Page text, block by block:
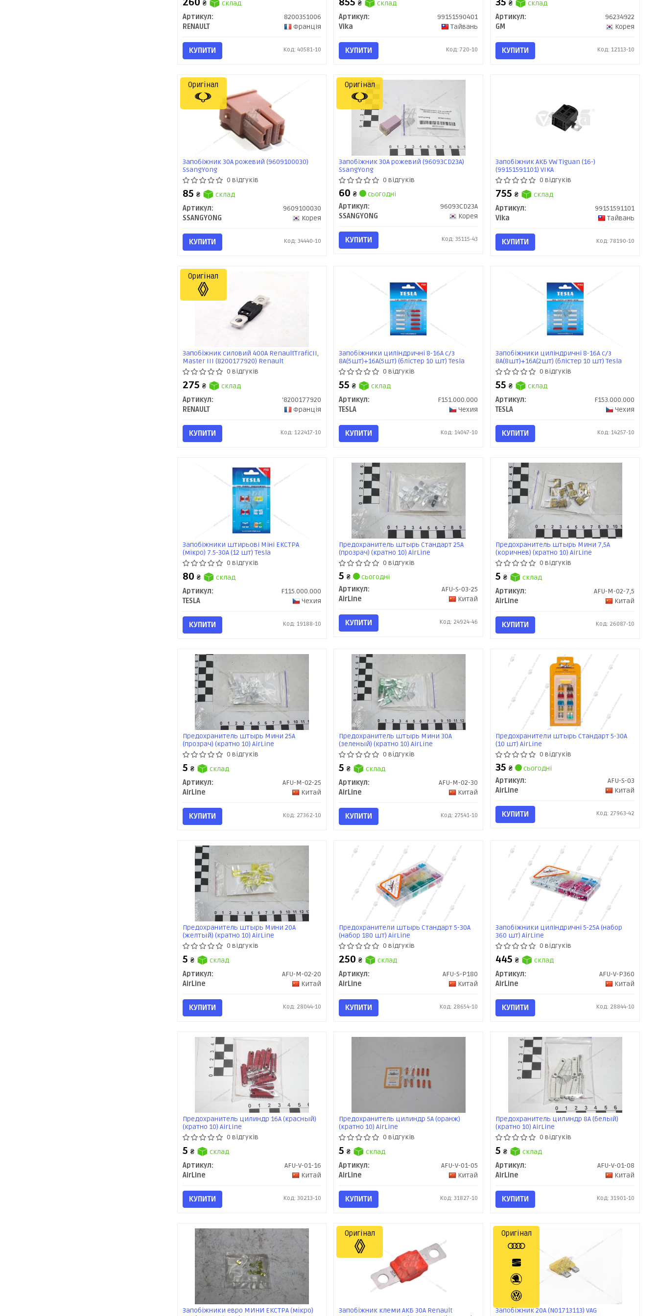
260 ₴
склад
Артикул:
8200351006
RENAULT
Франція
КУПИТИ Код: 40581-10
855₴
склад
Артикул:
99151590401
Vika
Тайвань
КУПИТИ Код: 720-10
35₴
склад
Артикул:
96234922
GM
Корея
КУПИТИ Код: 12113-10
Запобіжник 30А рожевий (9609100030)
SsangYong
0 відгуків
85 ₴
склад
Артикул:
9609100030
SSANGYONG
Корея
КУПИТИ Код: 34440-10
Оригінал
Запобіжник 30A рожевий (96093CD23A)
SsangYong
0 відгуків
60₴
сьогодні
Артикул:
96093CD23A
SSANGYONG
Корея
КУПИТИ Код: 35115-43
Оригінал
Запобіжник АКБ VW Tiguan (16-)
(99151591101) VIKA
0 відгуків
755₴
склад
Артикул:
99151591101
Vika
Тайвань
КУПИТИ Код: 78190-10
Запобіжник силовий 400A RenaultTraficII,
Master III (8200177920) Renault
0 відгуків
275 ₴
склад
Артикул:
'8200177920
RENAULT
Франція
КУПИТИ Код: 122417-10
Оригінал
Запобіжники циліндричні 8-16А с/з
8А(5шт)+16А(5шт) (блістер 10 шт) Tesla
0 відгуків
55₴
склад
Артикул:
F151.000.000
TESLA
Чехия
КУПИТИ Код: 14047-10
Запобіжники циліндричні 8-16А с/з
8А(8шт)+16А(2шт) (блістер 10 шт) Tesla
0 відгуків
55₴
склад
Артикул:
F153.000.000
TESLA
Чехия
КУПИТИ Код: 14257-10
Запобіжники штирьові Міні ЕКСТРА
(мікро) 7.5-30А (12 шт) Tesla
0 відгуків
80 ₴
склад
Артикул:
F115.000.000
TESLA
Чехия
КУПИТИ Код: 19188-10
Предохранитель штырь Стандарт 25А
(прозрач) (кратно 10) AirLine
0 відгуків
5₴
сьогодні
Артикул:
AFU-S-03-25
AirLine
Китай
КУПИТИ Код: 24924-46
Предохранитель штырь Мини 7,5А
(коричнев) (кратно 10) AirLine
0 відгуків
5₴
склад
Артикул:
AFU-M-02-7,5
AirLine
Китай
КУПИТИ Код: 26087-10
Предохранитель штырь Мини 25А
(прозрач) (кратно 10) AirLine
0 відгуків
5 ₴
склад
Артикул:
AFU-M-02-25
AirLine
Китай
КУПИТИ Код: 27362-10
Предохранитель штырь Мини 30А
(зеленый) (кратно 10) AirLine
0 відгуків
5₴
склад
Артикул:
AFU-M-02-30
AirLine
Китай
КУПИТИ Код: 27541-10
Предохранители штырь Стандарт 5-30А
(10 шт) AirLine
0 відгуків
35₴
сьогодні
Артикул:
AFU-S-03
AirLine
Китай
КУПИТИ Код: 27963-42
Предохранитель штырь Мини 20А
(желтый) (кратно 10) AirLine
0 відгуків
5 ₴
склад
Артикул:
AFU-M-02-20
AirLine
Китай
КУПИТИ Код: 28044-10
Предохранители штырь Стандарт 5-30А
(набор 180 шт) AirLine
0 відгуків
250₴
склад
Артикул:
AFU-S-P180
AirLine
Китай
КУПИТИ Код: 28654-10
Запобіжники циліндричні 5-25A (набор
360 шт) AirLine
0 відгуків
445₴
склад
Артикул:
AFU-V-P360
AirLine
Китай
КУПИТИ Код: 28844-10
Предохранитель цилиндр 16А (красный)
(кратно 10) AirLine
0 відгуків
5 ₴
склад
Артикул:
AFU-V-01-16
AirLine
Китай
КУПИТИ Код: 30213-10
Предохранитель цилиндр 5А (оранж)
(кратно 10) AirLine
0 відгуків
5₴
склад
Артикул:
AFU-V-01-05
AirLine
Китай
КУПИТИ Код: 31827-10
Предохранитель цилиндр 8А (белый)
(кратно 10) AirLine
0 відгуків
5₴
склад
Артикул:
AFU-V-01-08
AirLine
Китай
КУПИТИ Код: 31901-10
Запобіжники евро МИНИ ЕКСТРА (мікро)
Запобіжник клеми АКБ 30А Renault
Оригінал
Запобіжник 20А (N01713113) VAG
Оригінал